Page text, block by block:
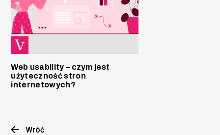
Wróć
Web usability – czym jest
użyteczność stron
internetowych?